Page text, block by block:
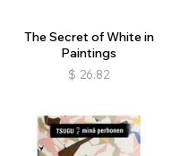
The Secret of White in
Paintings
$ 26.82